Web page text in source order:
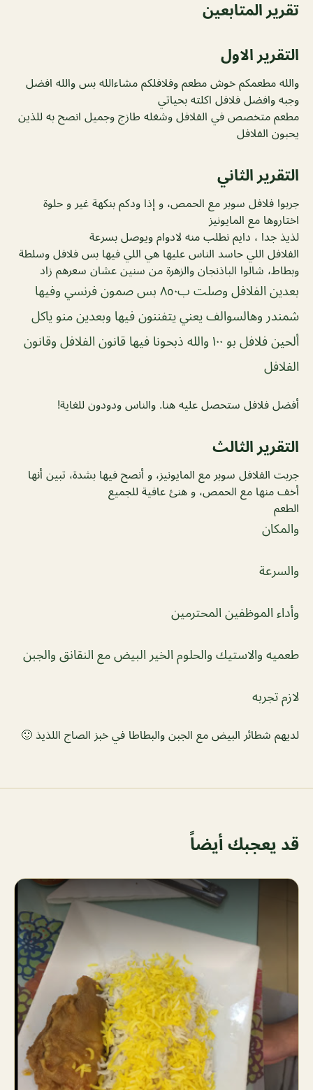
تقرير المتابعين
التقرير الاول
والله مطعمكم خوش مطعم وفلافلكم مشاءالله بس والله افضل
وجبه وافضل فلافل اكلته بحياتي
مطعم متخصص في الفلافل وشغله طازج وجميل انصح به للذين
يحبون الفلافل
التقرير الثاني
جربوا فلافل سوبر مع الحمص، و إذا ودكم بنكهة غير و حلوة
اختاروها مع المايونيز
لذيذ جدا ، دايم نطلب منه لادوام ويوصل بسرعة
الفلافل اللي حاسد الناس عليها هي اللي فيها بس فلافل وسلطة
وبطاط، شالوا الباذنجان والزهرة من سنين عشان سعرهم زاد
بعدين الفلافل وصلت ب٨٥٠ بس صمون فرنسي وفيها
شمندر وهالسوالف يعني يتفننون فيها وبعدين منو ياكل
ألحين فلافل بو ١٠٠ والله ذبحونا فيها قانون الفلافل وقانون
الفلافل
أفضل فلافل ستحصل عليه هنا. والناس ودودون للغاية!
التقرير الثالث
جربت الفلافل سوبر مع المايونيز، و أنصح فيها بشدة، تبين أنها
أخف منها مع الحمص، و هنئ عافية للجميع
الطعم
والمكان
والسرعة
وأداء الموظفين المحترمين
طعميه والاستيك والحلوم الخير البيض مع النقانق والجبن
لازم تجربه
لديهم شطائر البيض مع الجبن والبطاطا في خبز الصاج اللذيذ 🙂
قد يعجبك أيضاً